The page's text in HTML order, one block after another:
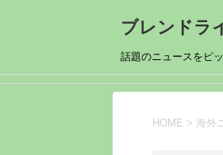
ブレンドラ
話題のニュースをピ
HOME > 海外